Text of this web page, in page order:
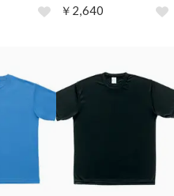
￥2,640